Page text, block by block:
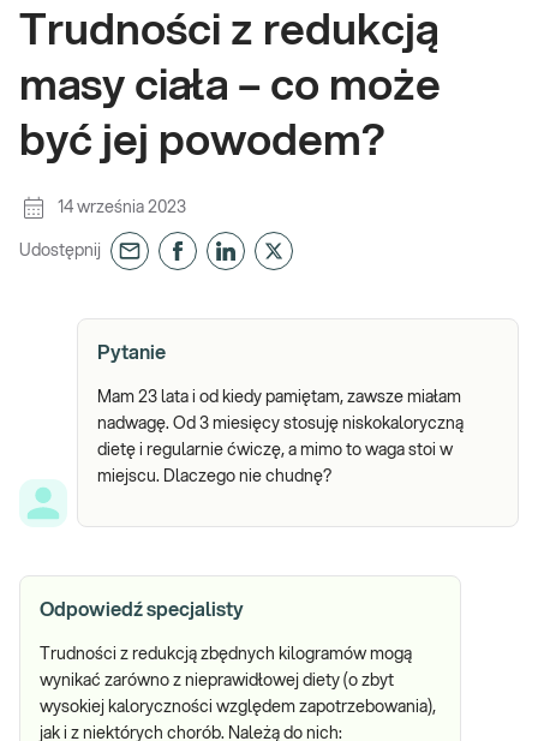
Trudności z redukcją
masy ciała – co może
być jej powodem?
14 września 2023
Udostępnij
Pytanie
Mam 23 lata i od kiedy pamiętam, zawsze miałam
nadwagę. Od 3 miesięcy stosuję niskokaloryczną
dietę i regularnie ćwiczę, a mimo to waga stoi w
miejscu. Dlaczego nie chudnę?
Odpowiedź specjalisty
Trudności z redukcją zbędnych kilogramów mogą
wynikać zarówno z nieprawidłowej diety (o zbyt
wysokiej kaloryczności względem zapotrzebowania),
jak i z niektórych chorób. Należą do nich: